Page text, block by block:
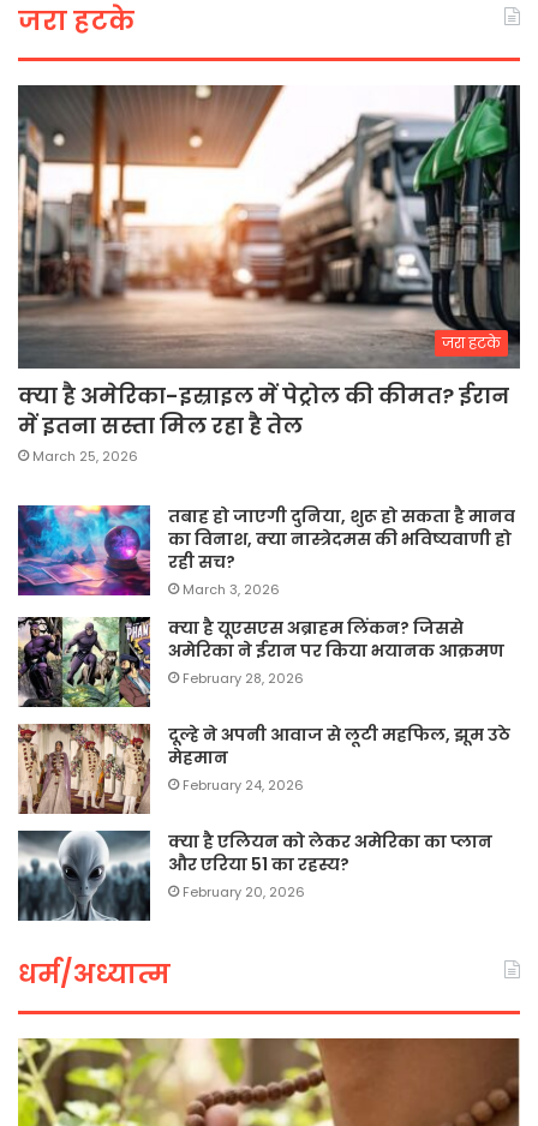
जरा हटके
जरा हटके
क्या है अमेरिका-इस्राइल में पेट्रोल की कीमत? ईरान
में इतना सस्ता मिल रहा है तेल
March 25, 2026
तबाह हो जाएगी दुनिया, शुरू हो सकता है मानव
का विनाश, क्या नास्त्रेदमस की भविष्यवाणी हो
रही सच?
March 3, 2026
क्या है यूएसएस अब्राहम लिंकन? जिससे
अमेरिका ने ईरान पर किया भयानक आक्रमण
February 28, 2026
दूल्हे ने अपनी आवाज से लूटी महफिल, झूम उठे
मेहमान
February 24, 2026
क्या है एलियन को लेकर अमेरिका का प्लान
और एरिया 51 का रहस्य?
February 20, 2026
धर्म/अध्यात्म